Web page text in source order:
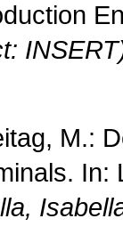
M.: